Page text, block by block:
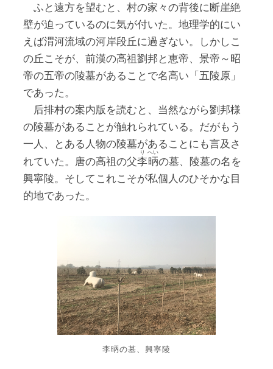
ふと遠方を望むと、村の家々の背後に断崖絶
壁が迫っているのに気が付いた。地理学的にい
えば渭河流域の河岸段丘に過ぎない。しかしこ
の丘こそが、前漢の高祖劉邦と恵帝、景帝～昭
帝の五帝の陵墓があることで名高い「五陵原」
であった。
后排村の案内版を読むと、当然ながら劉邦様
の陵墓があることが触れられている。だがもう
一人、とある人物の陵墓があることにも言及さ
れていた。唐の高祖の父李
り
昞
へい
の墓、陵墓の名を
興寧陵。そしてこれこそが私個人のひそかな目
的地であった。
李昞の墓、興寧陵